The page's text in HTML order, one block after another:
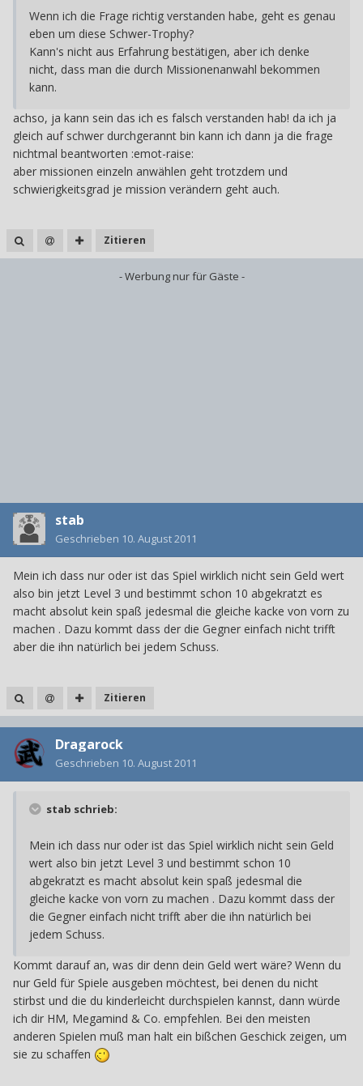
Wenn ich die Frage richtig verstanden habe, geht es genau
eben um diese Schwer-Trophy?
Kann's nicht aus Erfahrung bestätigen, aber ich denke
nicht, dass man die durch Missionenanwahl bekommen
kann.
achso, ja kann sein das ich es falsch verstanden hab! da ich ja
gleich auf schwer durchgerannt bin kann ich dann ja die frage
nichtmal beantworten :emot-raise:
aber missionen einzeln anwählen geht trotzdem und
schwierigkeitsgrad je mission verändern geht auch.
Zitieren
- Werbung nur für Gäste -
stab
Geschrieben 10. August 2011
Mein ich dass nur oder ist das Spiel wirklich nicht sein Geld wert
also bin jetzt Level 3 und bestimmt schon 10 abgekratzt es
macht absolut kein spaß jedesmal die gleiche kacke von vorn zu
machen . Dazu kommt dass der die Gegner einfach nicht trifft
aber die ihn natürlich bei jedem Schuss.
Zitieren
Dragarock
Geschrieben 10. August 2011
stab schrieb:
Mein ich dass nur oder ist das Spiel wirklich nicht sein Geld
wert also bin jetzt Level 3 und bestimmt schon 10
abgekratzt es macht absolut kein spaß jedesmal die
gleiche kacke von vorn zu machen . Dazu kommt dass der
die Gegner einfach nicht trifft aber die ihn natürlich bei
jedem Schuss.
Kommt darauf an, was dir denn dein Geld wert wäre? Wenn du
nur Geld für Spiele ausgeben möchtest, bei denen du nicht
stirbst und die du kinderleicht durchspielen kannst, dann würde
ich dir HM, Megamind & Co. empfehlen. Bei den meisten
anderen Spielen muß man halt ein bißchen Geschick zeigen, um
sie zu schaffen